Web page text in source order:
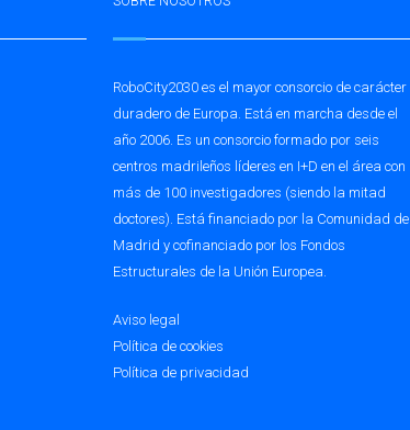
RoboCity2030 es el mayor consorcio de carácter
duradero de Europa. Está en marcha desde el
año 2006. Es un consorcio formado por seis
centros madrileños líderes en I+D en el área con
más de 100 investigadores (siendo la mitad
doctores). Está financiado por la Comunidad de
Madrid y cofinanciado por los Fondos
Estructurales de la Unión Europea.
Aviso legal
Política de cookies
Política de privacidad